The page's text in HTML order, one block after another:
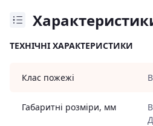
ТЕХНІЧНІ ХАРАКТЕРИСТИКИ
Клас пожежі
Габаритні розміри, мм